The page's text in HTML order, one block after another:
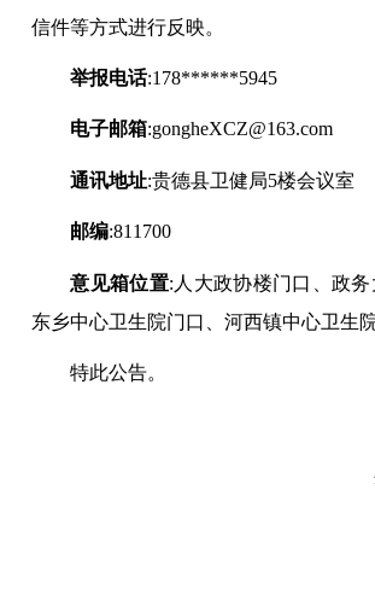
信件等方式进行反映。
举报电话:178******5945
电子邮箱:gongheXCZ@163.com
通讯地址:贵德县卫健局5楼会议室
邮编:811700
意见箱位置: 人大政协楼门口、政
东乡中心卫生院门口、河西镇中心卫生院
特此公告。